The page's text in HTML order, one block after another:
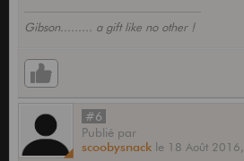
Gibson......... a gift like no other !
#6
Publié par
scoobysnack le 18 Août 2016,